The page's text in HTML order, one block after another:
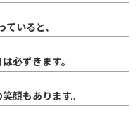
いると、
必ずきます。
顔もあります。